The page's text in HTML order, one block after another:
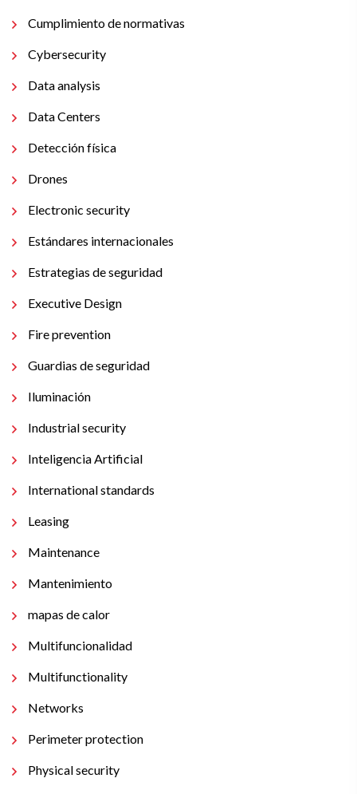
Cumplimiento de normativas
Cybersecurity
Data analysis
Data Centers
Detección física
Drones
Electronic security
Estándares internacionales
Estrategias de seguridad
Executive Design
Fire prevention
Guardias de seguridad
Iluminación
Industrial security
Inteligencia Artificial
International standards
Leasing
Maintenance
Mantenimiento
mapas de calor
Multifuncionalidad
Multifunctionality
Networks
Perimeter protection
Physical security